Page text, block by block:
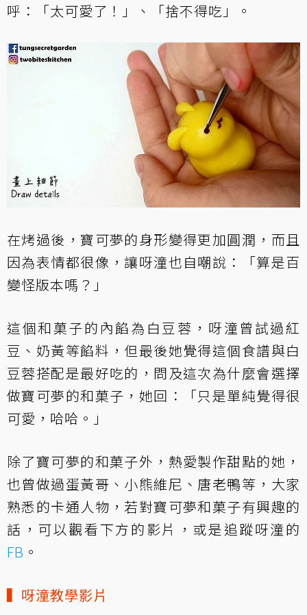
呼：「太可愛了！」、「捨不得吃」。
在烤過後，寶可夢的身形變得更加圓潤，而且
因為表情都很像，讓呀潼也自嘲說：「算是百
變怪版本嗎？」
這個和菓子的內餡為白豆蓉，呀潼曾試過紅
豆、奶黃等餡料，但最後她覺得這個食譜與白
豆蓉搭配是最好吃的，問及這次為什麼會選擇
做寶可夢的和菓子，她回：「只是單純覺得很
可愛，哈哈。」
除了寶可夢的和菓子外，熱愛製作甜點的她，
也曾做過蛋黃哥、小熊維尼、唐老鴨等，大家
熟悉的卡通人物，若對寶可夢和菓子有興趣的
話，可以觀看下方的影片，或是追蹤呀潼的
FB 。
▍呀潼教學影片